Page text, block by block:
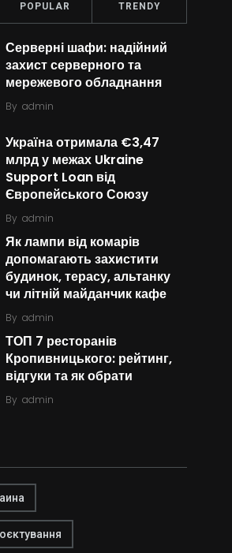
POPULAR TRENDY
Серверні шафи: надійний
захист серверного та
мережевого обладнання
By admin
Україна отримала €3,47
млрд у межах Ukraine
Support Loan від
Європейського Союзу
By admin
Як лампи від комарів
допомагають захистити
будинок, терасу, альтанку
чи літній майданчик кафе
By admin
ТОП 7 ресторанів
Кропивницького: рейтинг,
відгуки та як обрати
By admin